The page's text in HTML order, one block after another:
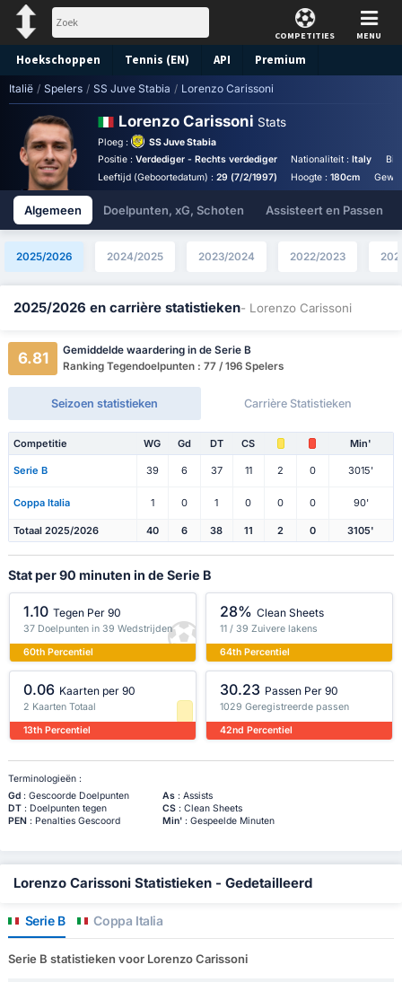
COMPETITIES MENU
Hoekschoppen Tennis (EN) API Premium
Voorspelling
Italië / Spelers / SS Juve Stabia / Lorenzo Carissoni
Lorenzo Carissoni Stats
Ploeg :
SS Juve Stabia
Positie : Verdediger - Rechts verdediger Nationaliteit :Italy
Leeftijd (Geboortedatum) : 29 (7/2/1997) Hoogte :180cm
Algemeen Doelpunten, xG, Schoten Assisteert en Passen
2025/2026 2024/2025 2023/2024 2022/2023
2025/2026 en carrière statistieken- Lorenzo Carissoni
6.81
Gemiddelde waardering in de Serie B
Ranking Tegendoelpunten : 77 / 196 Spelers
Seizoen statistieken Carrière Statistieken
Competitie WG Gd DT CS Min'
Serie B 39 6 37 11 2 0 3015'
Coppa Italia 1 0 1 0 0 0 90'
Totaal 2025/2026 40 6 38 11 2 0 3105'
Stat per 90 minuten in de Serie B
1.10 Tegen Per 90
37 Doelpunten in 39 Wedstrijden
60th Percentiel
28% Clean Sheets
11 / 39 Zuivere lakens
64th Percentiel
0.06 Kaarten per 90
2 Kaarten Totaal
13th Percentiel
30.23 Passen Per 90
1029 Geregistreerde passen
42nd Percentiel
Terminologieën :
Gd: Gescoorde Doelpunten As: Assists
DT: Doelpunten tegen CS: Clean Sheets
PEN: Penalties Gescoord Min': Gespeelde Minuten
Lorenzo Carissoni Statistieken - Gedetailleerd
Serie B Coppa Italia
Serie B statistieken voor Lorenzo Carissoni